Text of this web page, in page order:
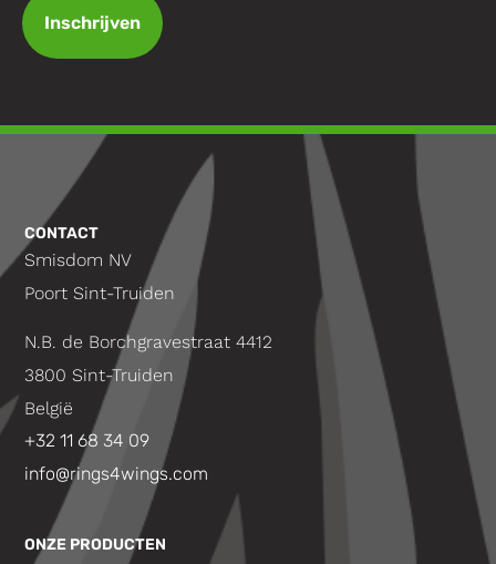
Inschrijven
ONZE PRODUCTEN
CONTACT
Smisdom NV
Poort Sint-Truiden
N.B. de Borchgravestraat 4412
3800 Sint-Truiden
België
+32 11 68 34 09
info@rings4wings.com